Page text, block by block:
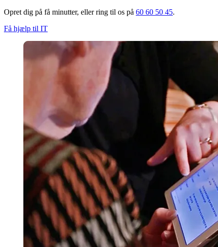
Opret dig på få minutter, eller ring til os på 60 60 50 45.
Få hjælp til IT